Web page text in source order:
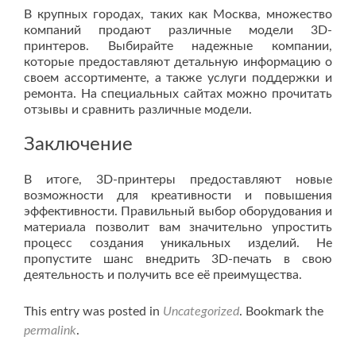
В крупных городах, таких как Москва, множество
компаний продают различные модели 3D-
принтеров. Выбирайте надежные компании,
которые предоставляют детальную информацию о
своем ассортименте, а также услуги поддержки и
ремонта. На специальных сайтах можно прочитать
отзывы и сравнить различные модели.
Заключение
В итоге, 3D-принтеры предоставляют новые
возможности для креативности и повышения
эффективности. Правильный выбор оборудования и
материала позволит вам значительно упростить
процесс создания уникальных изделий. Не
пропустите шанс внедрить 3D-печать в свою
деятельность и получить все её преимущества.
This entry was posted in Uncategorized. Bookmark the
permalink.